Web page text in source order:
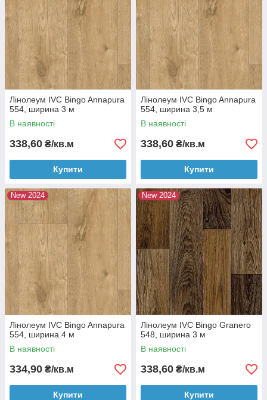
Лінолеум IVC Bingo Annapura
554, ширина 3 м
В наявності
338,60 ₴/кв.м
Купити
Лінолеум IVC Bingo Annapura
554, ширина 3,5 м
В наявності
338,60 ₴/кв.м
Купити
New 2024
Лінолеум IVC Bingo Annapura
554, ширина 4 м
В наявності
334,90 ₴/кв.м
Купити
New 2024
Лінолеум IVC Bingo Granero
548, ширина 3 м
В наявності
338,60 ₴/кв.м
Купити